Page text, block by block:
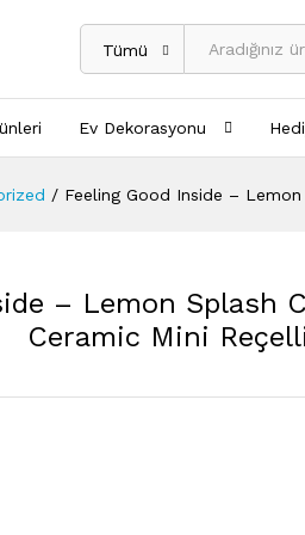
Tümü
Ev Dekorasyonu
/ Feeling Good Inside –
– Lemon Splash
Ceramic Mini